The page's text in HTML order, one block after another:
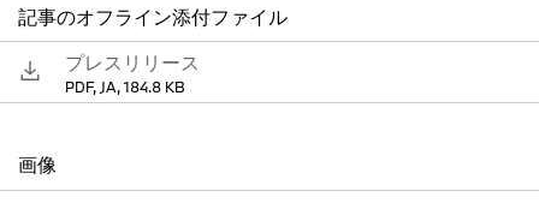
タイル・エディション）」を導入し、全国のBMW正規ディーラー
において、注文の受付を実施する。日本全国44台限定での導入と
なり、納車開始は、本年11月からを予定している。
惹きつける個性的なスタイリングに、ラグジュアリー・モデルの
快適性と、サーキットでの本格的な走行を可能とするパフォーマ
記事のオフライン添付ファイル
プレスリリース
PDF, JA, 184.8 KB
画像